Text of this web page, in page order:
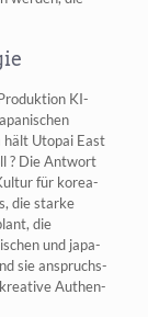
KI-
hält Uto­pai East
? Die Ant­wort
für korea­
die star­ke
die
und japa­
sie anspruchs­
krea­ti­ve Authen­